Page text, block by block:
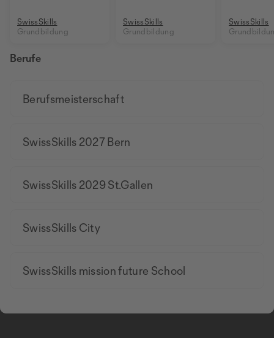
SwissSkills
Grundbildung
SwissSkills
Grundbildung
SwissSkills
Berufe
Berufsmeisterschaft
SwissSkills 2027 Bern
SwissSkills 2029 St.Gallen
SwissSkills City
SwissSkills mission future School